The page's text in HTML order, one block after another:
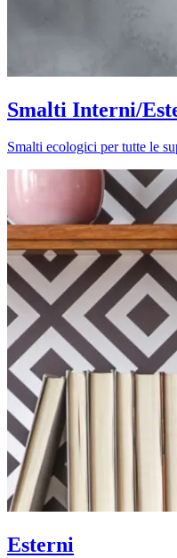
Smalti Interni/
Smalti ecologici per tutte le
Esterni